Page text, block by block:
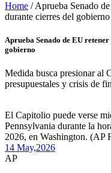
Home / Aprueba Senado
durante cierres del gobierno
Aprueba Senado de EU
gobierno
Medida busca presionar al
presupuestales y crisis de
El Capitolio puede verse
Pennsylvania durante la
2026, en Washington. (AP
14 May,2026
AP